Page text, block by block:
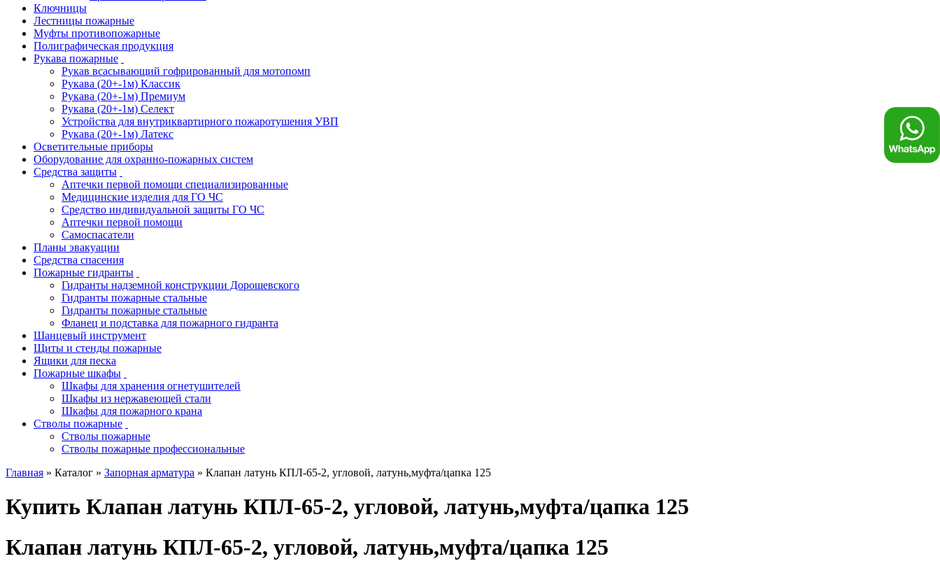
Ключницы
Лестницы пожарные
Муфты противопожарные
Полиграфическая продукция
Рукава пожарные
Рукав всасывающий гофрированный для мотопомп
Рукава (20+-1м) Классик
Рукава (20+-1м) Премиум
Рукава (20+-1м) Селект
Устройства для внутриквартирного пожаротушения УВП
Рукава (20+-1м) Латекс
Осветительные приборы
Оборудование для охранно-пожарных систем
Средства защиты
Аптечки первой помощи специализированные
Медицинские изделия для ГО ЧС
Средство индивидуальной защиты ГО ЧС
Аптечки первой помощи
Самоспасатели
Планы эвакуации
Средства спасения
Пожарные гидранты
Гидранты надземной конструкции Дорошевского
Гидранты пожарные стальные
Гидранты пожарные стальные
Фланец и подставка для пожарного гидранта
Шанцевый инструмент
Щиты и стенды пожарные
Ящики для песка
Пожарные шкафы
Шкафы для хранения огнетушителей
Шкафы из нержавеющей стали
Шкафы для пожарного крана
Стволы пожарные
Стволы пожарные
Стволы пожарные профессиональные
Главная » Каталог » Запорная арматура » Клапан латунь КПЛ-65-2, угловой, латунь,муфта/цапка 125
Купить Клапан латунь КПЛ-65-2, угловой, латунь,муфта/цапка 125
Клапан латунь КПЛ-65-2, угловой, латунь,муфта/цапка 125